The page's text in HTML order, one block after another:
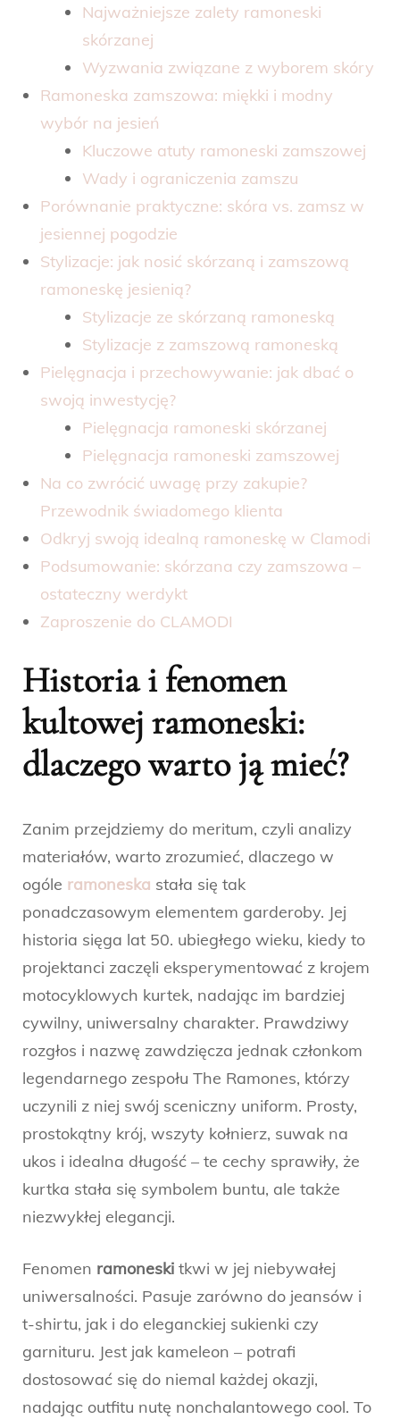
Najważniejsze zalety ramoneski
skórzanej
Wyzwania związane z wyborem skóry
Ramoneska zamszowa: miękki i modny
wybór na jesień
Kluczowe atuty ramoneski zamszowej
Wady i ograniczenia zamszu
Porównanie praktyczne: skóra vs. zamsz w
jesiennej pogodzie
Stylizacje: jak nosić skórzaną i zamszową
ramoneskę jesienią?
Stylizacje ze skórzaną ramoneską
Stylizacje z zamszową ramoneską
Pielęgnacja i przechowywanie: jak dbać o
swoją inwestycję?
Pielęgnacja ramoneski skórzanej
Pielęgnacja ramoneski zamszowej
Na co zwrócić uwagę przy zakupie?
Przewodnik świadomego klienta
Odkryj swoją idealną ramoneskę w Clamodi
Podsumowanie: skórzana czy zamszowa –
ostateczny werdykt
Zaproszenie do CLAMODI
Historia i fenomen
kultowej ramoneski:
dlaczego warto ją mieć?
Zanim przejdziemy do meritum, czyli analizy
materiałów, warto zrozumieć, dlaczego w
ogóle ramoneska stała się tak
ponadczasowym elementem garderoby. Jej
historia sięga lat 50. ubiegłego wieku, kiedy to
projektanci zaczęli eksperymentować z krojem
motocyklowych kurtek, nadając im bardziej
cywilny, uniwersalny charakter. Prawdziwy
rozgłos i nazwę zawdzięcza jednak członkom
legendarnego zespołu The Ramones, którzy
uczynili z niej swój sceniczny uniform. Prosty,
prostokątny krój, wszyty kołnierz, suwak na
ukos i idealna długość – te cechy sprawiły, że
kurtka stała się symbolem buntu, ale także
niezwykłej elegancji.
Fenomen ramoneski tkwi w jej niebywałej
uniwersalności. Pasuje zarówno do jeansów i
t-shirtu, jak i do eleganckiej sukienki czy
garnituru. Jest jak kameleon – potrafi
dostosować się do niemal każdej okazji,
nadając outfitu nutę nonchalantowego cool. To